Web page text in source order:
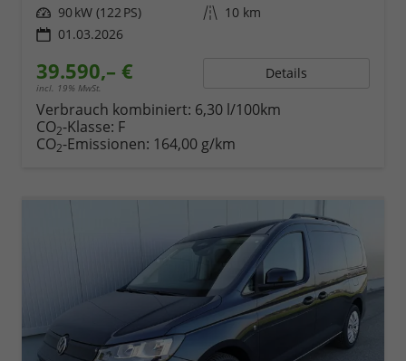
Leistung 90 kW (122 PS) Kilometerstand 10 km
01.03.2026
39.590,– €
incl. 19% MwSt.
Details
Verbrauch kombiniert: 6,30 l/100km
CO2-Klasse: F
CO2-Emissionen: 164,00 g/km